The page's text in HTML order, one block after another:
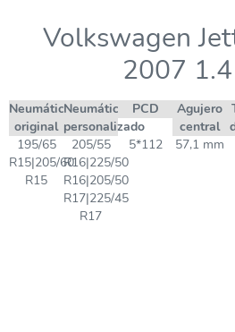
Volkswagen
2007 1.4
Neumático
original
Neumático
personalizado
PCD
Agujero
central
195/65
R15|205/60
R15
205/55
R16|225/50
R16|205/50
R17|225/45
R17
5*112 57,1 mm